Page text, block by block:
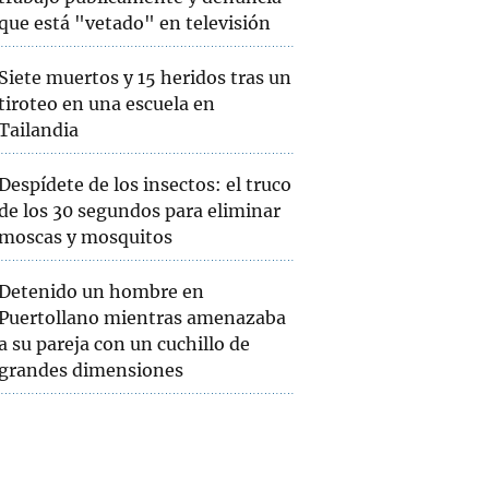
está "vetado" en televisión
Siete muertos y 15 heridos tras un
en una escuela en
de los insectos: el truco
los 30 segundos para eliminar
y mosquitos
un hombre en
mientras amenazaba
su pareja con un cuchillo de
grandes dimensiones